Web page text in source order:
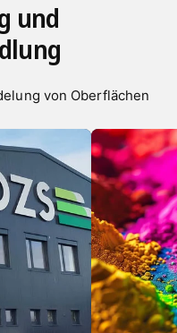
und
von Oberflächen